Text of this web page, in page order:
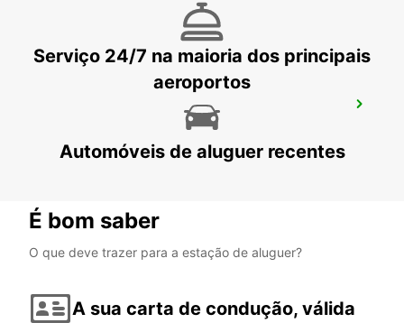
JOHANNESBURG - SOUTH AFRICA
Serviço 24/7 na maioria dos principais
aeroportos
Automóveis de aluguer recentes
É bom saber
O que deve trazer para a estação de aluguer?
A sua carta de condução, válida